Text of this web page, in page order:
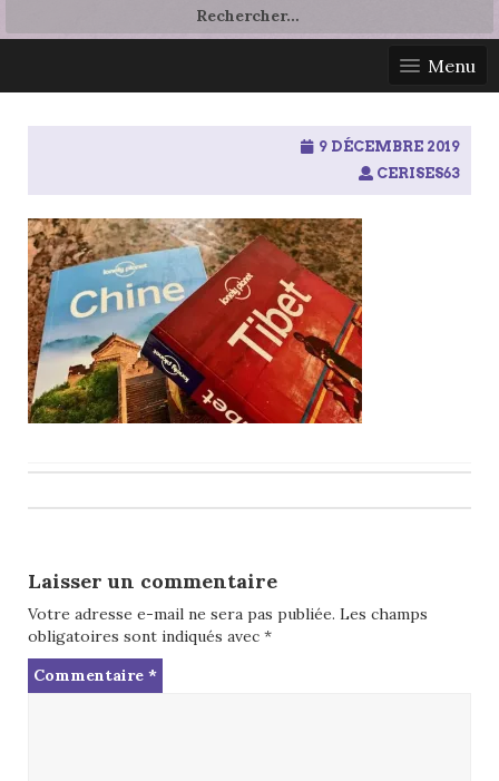
Menu
9 DÉCEMBRE 2019
CERISES63
navigation
Laisser un commentaire
Votre adresse e-mail ne sera pas publiée. Les champs
obligatoires sont indiqués avec *
Commentaire *